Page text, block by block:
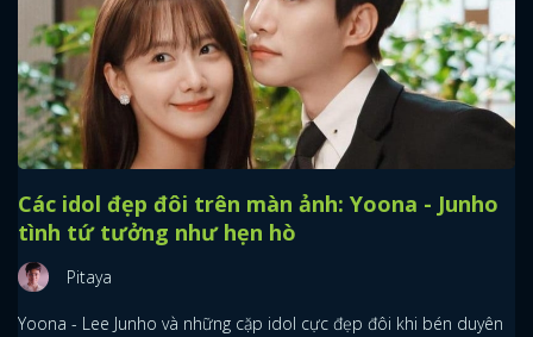
Các idol đẹp đôi trên màn ảnh: Yoona - Junho
tình tứ tưởng như hẹn hò
Pitaya
Yoona - Lee Junho và những cặp idol cực đẹp đôi khi bén duyên